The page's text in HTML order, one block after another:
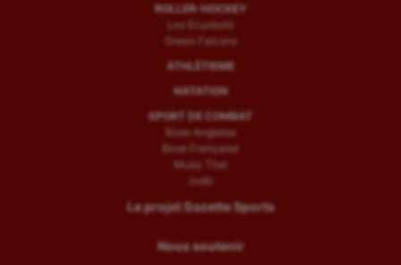
ROLLER-HOCKEY
Les Ecureuils
Green Falcons
ATHLÉTISME
NATATION
SPORT DE COMBAT
Boxe Anglaise
Boxe Française
Muay Thaï
Judo
Le projet Gazette Sports
Nous soutenir